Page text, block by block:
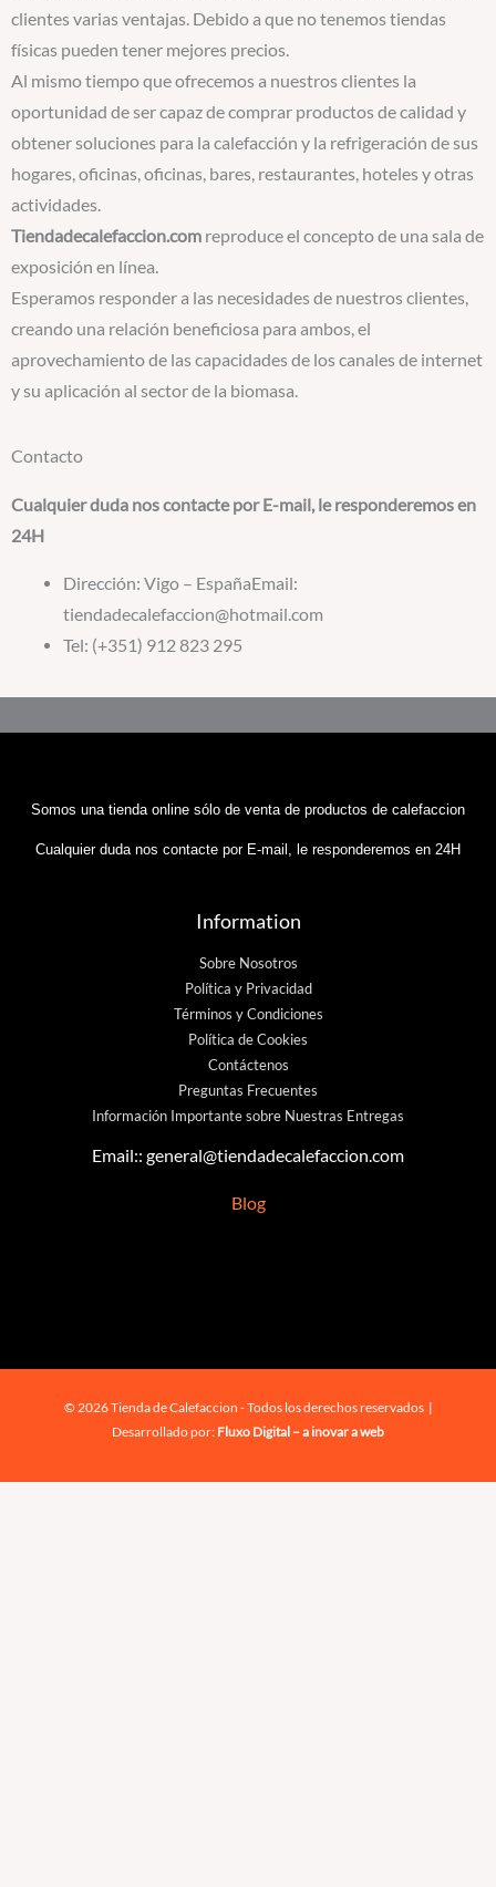
clientes varias ventajas. Debido a que no tenemos tiendas
físicas pueden tener mejores precios.
Al mismo tiempo que ofrecemos a nuestros clientes la
oportunidad de ser capaz de comprar productos de calidad y
obtener soluciones para la calefacción y la refrigeración de sus
hogares, oficinas, oficinas, bares, restaurantes, hoteles y otras
actividades.
Tiendadecalefaccion.com reproduce el concepto de una sala de
exposición en línea.
Esperamos responder a las necesidades de nuestros clientes,
creando una relación beneficiosa para ambos, el
aprovechamiento de las capacidades de los canales de internet
y su aplicación al sector de la biomasa.
Contacto
Cualquier duda nos contacte por E-mail, le responderemos en
24H
Dirección: Vigo – EspañaEmail:
tiendadecalefaccion@hotmail.com
Tel: (+351) 912 823 295
Somos una tienda online sólo de venta de productos de calefaccion
Cualquier duda nos contacte por E-mail, le responderemos en 24H
Information
Sobre Nosotros
Política y Privacidad
Términos y Condiciones
Política de Cookies
Contáctenos
Preguntas Frecuentes
Información Importante sobre Nuestras Entregas
Email:: general@tiendadecalefaccion.com
Blog
© 2026 Tienda de Calefaccion - Todos los derechos reservados |
Desarrollado por: Fluxo Digital – a inovar a web